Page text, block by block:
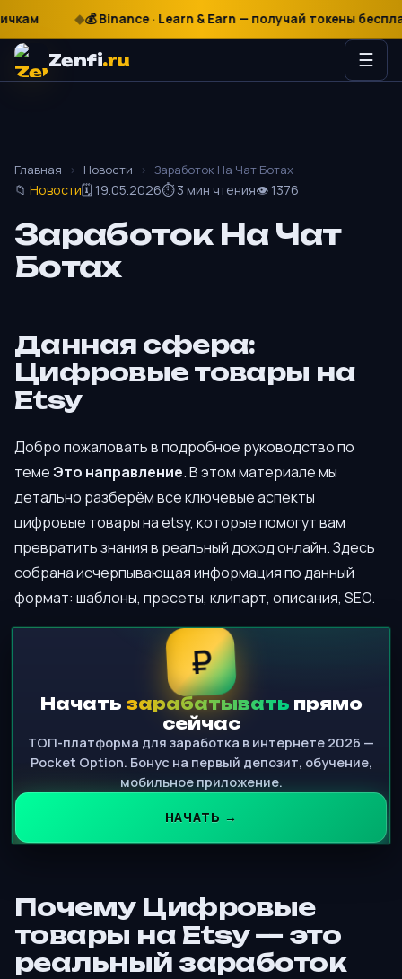
₽
$
€ 💰 Binance · Learn & Earn — получай токены бесплатно
Zenfi.ru ☰
Главная › Новости › Заработок На Чат Ботах
📁 Новости🗓 19.05.2026⏱ 3 мин чтения👁 1376
Заработок На Чат
Ботах
Данная сфера:
Цифровые товары на
Etsy
Добро пожаловать в подробное руководство по
темеЭто направление. В этом материале мы
детально разберём все ключевые аспекты
цифровые товары на etsy, которые помогут вам
превратить знания в реальный доход онлайн. Здесь
собрана исчерпывающая информация по данный
формат: шаблоны, пресеты, клипарт, описания, SEO.
₽
Начать зарабатывать прямо
сейчас
ТОП-платформа для заработка в интернете 2026 —
Pocket Option. Бонус на первый депозит, обучение,
мобильное приложение.
НАЧАТЬ →
Почему Цифровые
товары на Etsy — это
реальный заработок